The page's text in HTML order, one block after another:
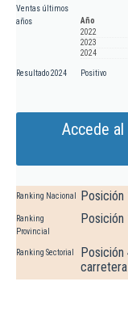
Ventas últimos
años
Año
2022
2023
2024
Resultado 2024 Positivo
Accede
Ranking Nacional Posición
Ranking
Provincial
Posición
Ranking Sectorial
carretera